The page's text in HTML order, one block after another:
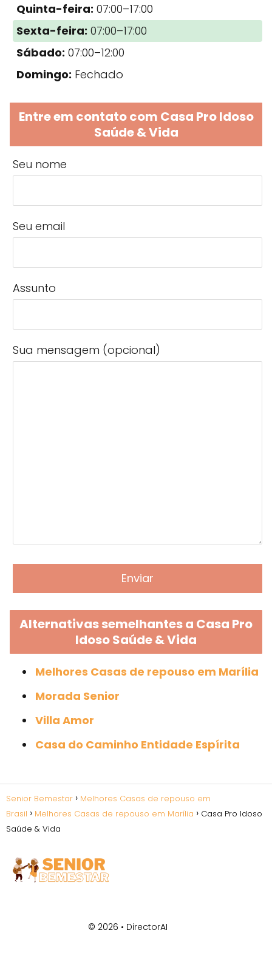
Quinta-feira: 07:00–17:00
Sexta-feira: 07:00–17:00
Sábado: 07:00–12:00
Domingo: Fechado
Entre em contato com Casa Pro Idoso
Saúde & Vida
Seu nome
Seu email
Assunto
Sua mensagem (opcional)
Alternativas semelhantes a Casa Pro
Idoso Saúde & Vida
Melhores Casas de repouso em Marília
Morada Senior
Villa Amor
Casa do Caminho Entidade Espírita
Senior Bemestar
Melhores Casas de repouso em
Brasil
Melhores Casas de repouso em Marília
Casa Pro Idoso
Saúde & Vida
© 2026 • DirectorAI